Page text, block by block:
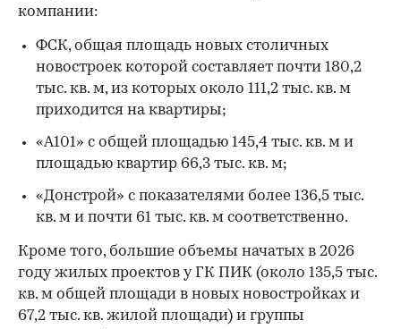
00:00 / 00:00
компании:
ФСК, общая площадь новых столичных
новостроек которой составляет почти 180,2
тыс. кв. м, из которых около 111,2 тыс. кв. м
приходится на квартиры;
«А101» с общей площадью 145,4 тыс. кв. м и
площадью квартир 66,3 тыс. кв. м;
«Донстрой» с показателями более 136,5 тыс.
кв. м и почти 61 тыс. кв. м соответственно.
Кроме того, большие объемы начатых в 2026
году жилых проектов у ГК ПИК (около 135,5 тыс.
кв. м общей площади в новых новостройках и
67,2 тыс. кв. жилой площади) и группы